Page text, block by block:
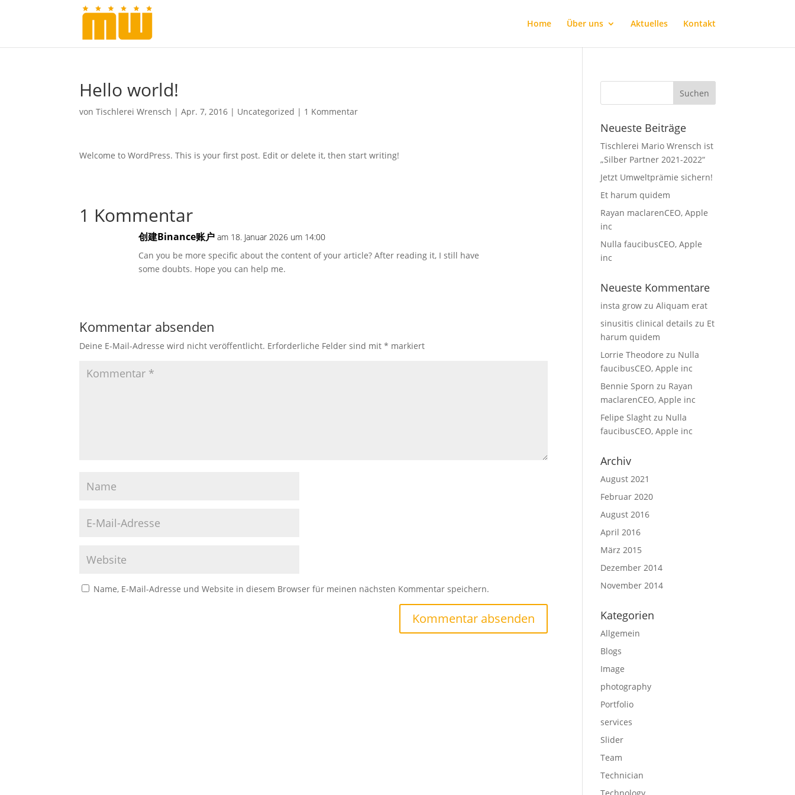
Home Über uns Aktuelles Kontakt
Hello world!
vonTischlerei Wrensch |Apr. 7, 2016 | Uncategorized | 1 Kommentar
Welcome to WordPress. This is your first post. Edit or delete it, then start writing!
1 Kommentar
创建Binance账户 am 18. Januar 2026 um 14:00
Can you be more specific about the content of your article? After reading it, I still have
some doubts. Hope you can help me.
Kommentar absenden
Deine E-Mail-Adresse wird nicht veröffentlicht. Erforderliche Felder sind mit* markiert
Name, E-Mail-Adresse und Website in diesem Browser für meinen nächsten Kommentar speichern.
Neueste Beiträge
Tischlerei Mario Wrensch ist
„Silber Partner 2021-2022“
Jetzt Umweltprämie sichern!
Et harum quidem
Rayan maclarenCEO, Apple
inc
Nulla faucibusCEO, Apple
inc
Neueste Kommentare
insta grow zuAliquam erat
sinusitis clinical details zu Et
harum quidem
Lorrie Theodore zu Nulla
faucibusCEO, Apple inc
Bennie Sporn zu Rayan
maclarenCEO, Apple inc
Felipe Slaght zu Nulla
faucibusCEO, Apple inc
Archiv
August 2021
Februar 2020
August 2016
April 2016
März 2015
Dezember 2014
November 2014
Kategorien
Allgemein
Blogs
Image
photography
Portfolio
services
Slider
Team
Technician